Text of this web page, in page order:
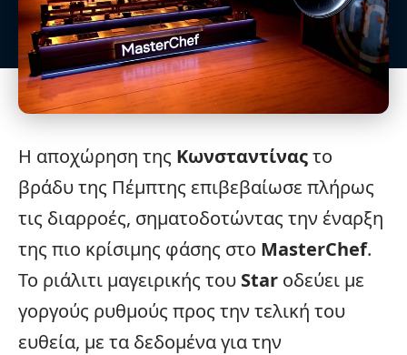
Η αποχώρηση της Κωνσταντίναςτο
βράδυ της Πέμπτης επιβεβαίωσε πλήρως
τις διαρροές, σηματοδοτώντας την έναρξη
της πιο κρίσιμης φάσης στο MasterChef.
Το ριάλιτι μαγειρικής του Star οδεύει με
γοργούς ρυθμούς προς την τελική του
ευθεία, με τα δεδομένα για την